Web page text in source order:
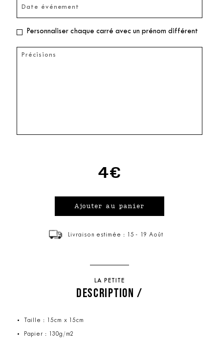
Personnaliser chaque carré avec un prénom différent
4€
Livraison estimée : 15 - 19 Août
LA PETITE
DESCRIPTION /
Taille : 15cm x 15cm
Papier : 130g/m2